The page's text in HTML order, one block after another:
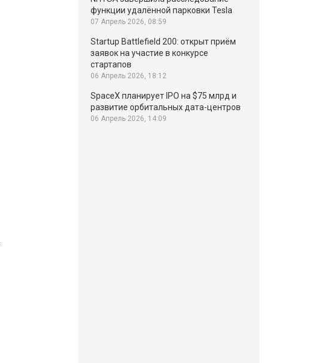
функции удалённой парковки Tesla
07 Апрель 2026, 08:59
Startup Battlefield 200: открыт приём
заявок на участие в конкурсе
стартапов
06 Апрель 2026, 18:12
SpaceX планирует IPO на $75 млрд и
развитие орбитальных дата-центров
06 Апрель 2026, 14:09